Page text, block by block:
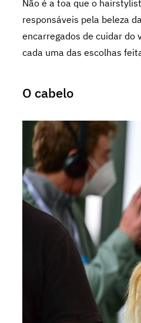
Não é a toa que o hairstylist
responsáveis pela beleza
encarregados de cuidar do
cada uma das escolhas
O cabelo